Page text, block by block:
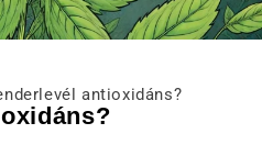
antioxidáns?